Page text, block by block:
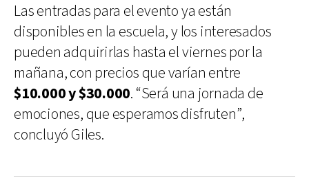
Las entradas para el evento ya están
disponibles en la escuela, y los interesados
pueden adquirirlas hasta el viernes por la
mañana, con precios que varían entre
$10.000 y $30.000. “Será una jornada de
emociones, que esperamos disfruten”,
concluyó Giles.